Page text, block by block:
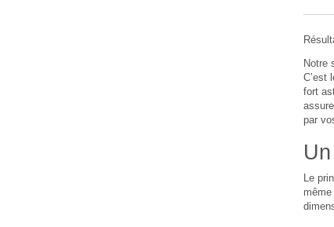
Notre
C’est
fort
par
Le